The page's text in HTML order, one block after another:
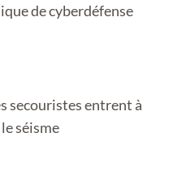
de cyberdéfense
secouristes entrent à
séisme